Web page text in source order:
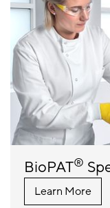
BioPAT®
Learn More